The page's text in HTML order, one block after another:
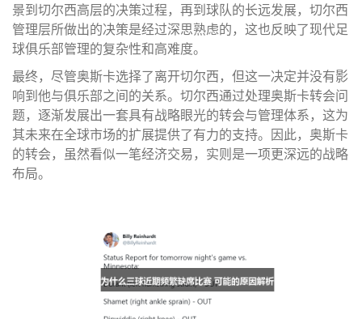
景到切尔西高层的决策过程，再到球队的长远发展，切尔西
管理层所做出的决策是经过深思熟虑的，这也反映了现代足
球俱乐部管理的复杂性和高难度。
最终，尽管奥斯卡选择了离开切尔西，但这一决定并没有影
响到他与俱乐部之间的关系。切尔西通过处理奥斯卡转会问
题，逐渐发展出一套具有战略眼光的转会与管理体系，这为
其未来在全球市场的扩展提供了有力的支持。因此，奥斯卡
的转会，虽然看似一笔经济交易，实则是一项更深远的战略
布局。